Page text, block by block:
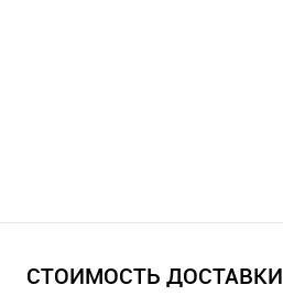
СТОИМОСТЬ ДОСТАВКИ